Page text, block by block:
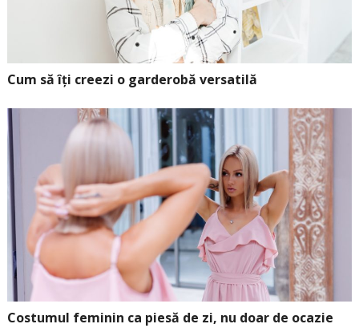
Cum să îți creezi o garderobă versatilă
Costumul feminin ca piesă de zi, nu doar de ocazie